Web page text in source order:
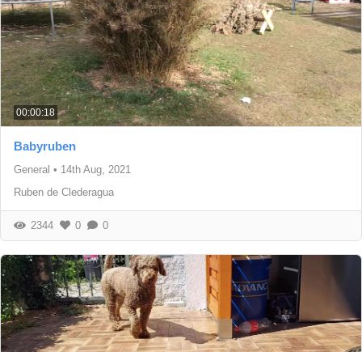
00:00:18
Babyruben
General • 14th Aug, 2021
Ruben de Clederagua
2344 0 0